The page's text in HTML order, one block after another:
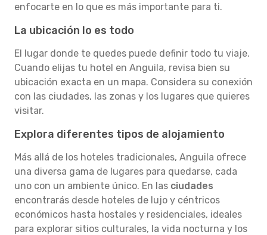
enfocarte en lo que es más importante para ti.
La ubicación lo es todo
El lugar donde te quedes puede definir todo tu viaje.
Cuando elijas tu hotel en Anguila, revisa bien su
ubicación exacta en un mapa. Considera su conexión
con las ciudades, las zonas y los lugares que quieres
visitar.
Explora diferentes tipos de alojamiento
Más allá de los hoteles tradicionales, Anguila ofrece
una diversa gama de lugares para quedarse, cada
uno con un ambiente único. En las ciudades
encontrarás desde hoteles de lujo y céntricos
económicos hasta hostales y residenciales, ideales
para explorar sitios culturales, la vida nocturna y los